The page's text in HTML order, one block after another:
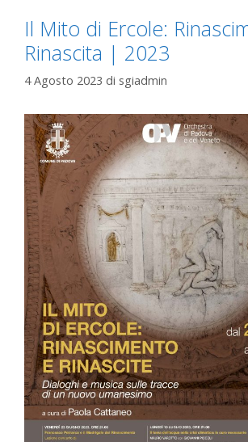
Il Mito di Ercole:
Rinascita | 2023
4 Agosto 2023 di sgiadmin